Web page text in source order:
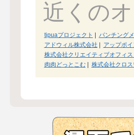
近くの
tipuaプロジェクト
パンチング
アドウィル株式会社
アップポイ
株式会社クリエイティブオフィ
肉肉どっとこむ| 株式会社クロス